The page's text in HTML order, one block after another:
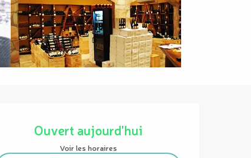
Ouvert aujourd'hui
Voir les horaires